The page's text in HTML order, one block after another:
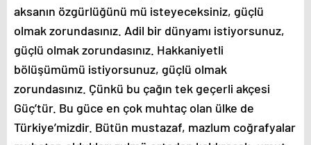
aksanın özgürlüğünü mü isteyeceksiniz, güçlü
olmak zorundasınız. Adil bir dünyamı istiyorsunuz,
güçlü olmak zorundasınız. Hakkaniyetli
bölüşümümü istiyorsunuz, güçlü olmak
zorundasınız. Çünkü bu çağın tek geçerli akçesi
Güç’tür. Bu güce en çok muhtaç olan ülke de
Türkiye’mizdir. Bütün mustazaf, mazlum coğrafyalar